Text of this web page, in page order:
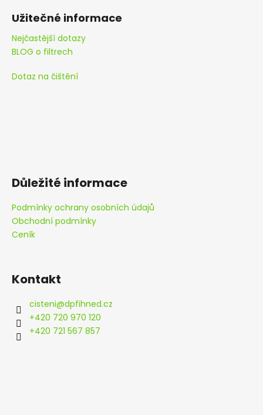
Užitečné informace
Nejčastější dotazy
BLOG o filtrech
Dotaz na čištění
Důležité informace
Podmínky ochrany osobních údajů
Obchodní podmínky
Ceník
Kontakt
cisteni@dpfihned.cz
+420 720 970 120
+420 721 567 857